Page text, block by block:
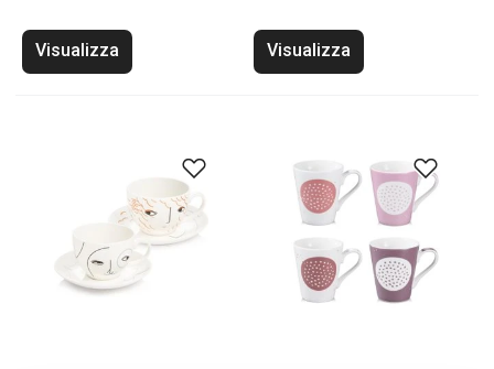
Visualizza Visualizza